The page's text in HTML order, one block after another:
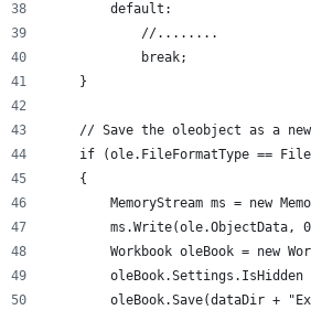
        default:
            //........
            break;
    }
// Save the oleobject as a
if (ole.FileFormatType ==
    {
MemoryStream ms = new
ms.Write(ole.ObjectData,
Workbook oleBook = new
oleBook.Settings.IsHidden
oleBook.Save(dataDir +